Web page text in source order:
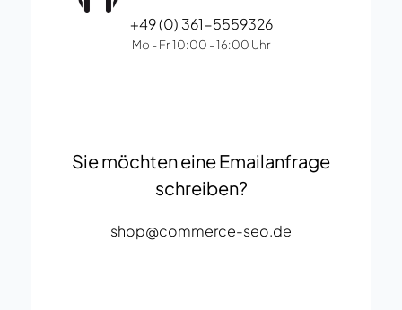
+49 (0) 361-5559326
Mo - Fr 10:00 - 16:00 Uhr
Sie möchten eine Emailanfrage
schreiben?
shop@commerce-seo.de